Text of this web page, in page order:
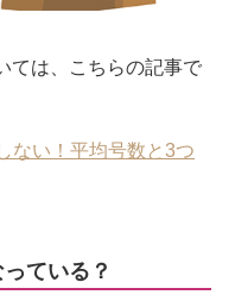
ては、こちらの記事で
ない！平均号数と3つ
ている？